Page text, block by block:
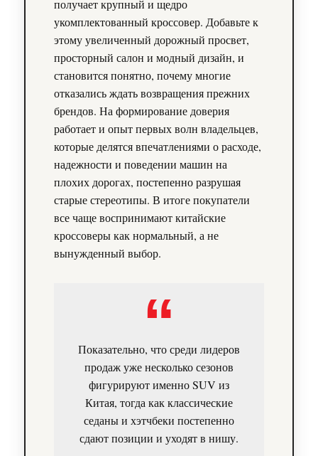
получает крупный и щедро
укомплектованный кроссовер. Добавьте к
этому увеличенный дорожный просвет,
просторный салон и модный дизайн, и
становится понятно, почему многие
отказались ждать возвращения прежних
брендов. На формирование доверия
работает и опыт первых волн владельцев,
которые делятся впечатлениями о расходе,
надежности и поведении машин на
плохих дорогах, постепенно разрушая
старые стереотипы. В итоге покупатели
все чаще воспринимают китайские
кроссоверы как нормальный, а не
вынужденный выбор.
Показательно, что среди лидеров
продаж уже несколько сезонов
фигурируют именно SUV из
Китая, тогда как классические
седаны и хэтчбеки постепенно
сдают позиции и уходят в нишу.